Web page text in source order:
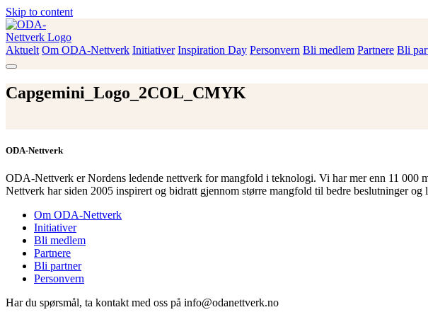
Skip to content
Aktuelt Om ODA-Nettverk Initiativer Inspiration Day Personvern Bli medlem Partnere Bli
Capgemini_Logo_2COL_CMYK
ODA-Nettverk
ODA-Nettverk er Nordens ledende nettverk for mangfold i teknologi. Vi har mer enn 11 000
Nettverk har siden 2005 inspirert og bidratt gjennom større mangfold til bedre beslutninger
Om ODA-Nettverk
Initiativer
Bli medlem
Partnere
Bli partner
Personvern
Har du spørsmål, ta kontakt med oss på info@odanettverk.no